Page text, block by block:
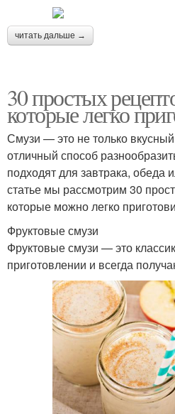
читать дальше →
30 простых
которые легко
Смузи — это не только
отличный способ
подходят для завтрака, обеда
статье мы рассмотрим 30
которые можно легко
Фруктовые смузи
Фруктовые смузи — это
приготовлении и всегда